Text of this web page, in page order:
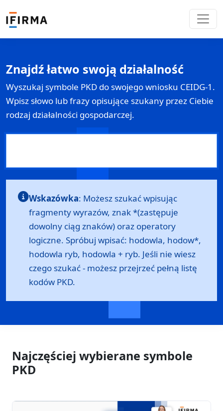
Znajdź łatwo swoją działalność
Wyszukaj symbole PKD do swojego wniosku CEIDG-1 .
Wpisz słowo lub frazy opisujące szukany przez Ciebie
rodzaj działalności gospodarczej.
Wskazówka: Możesz szukać wpisując
fragmenty wyrazów, znak *(zastępuje
dowolny ciąg znaków) oraz operatory
logiczne. Spróbuj wpisać: hodowla, hodow*,
hodowla ryb, hodowla + ryb. Jeśli nie wiesz
czego szukać - możesz przejrzeć pełną listę
kodów PKD.
Najczęściej wybierane symbole
PKD